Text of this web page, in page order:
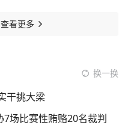
查看更多
换一换
干挑大梁
7场比赛性贿赂20名裁判